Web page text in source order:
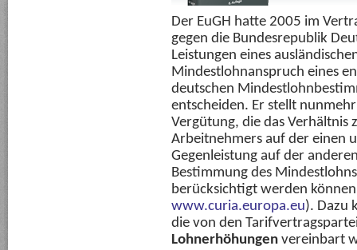
Der EuGH hatte 2005 im
gegen die Bundesrepublik
Leistungen eines
Mindestlohnanspruch eines
deutschen
entscheiden. Er stellt
Vergütung, die das Verhältnis
Arbeitnehmers auf der einen
Gegenleistung auf der
Bestimmung des
berücksichtigt werden
www.curia.europa.eu). Dazu
die von den
Lohnerhöhungen vereinbart